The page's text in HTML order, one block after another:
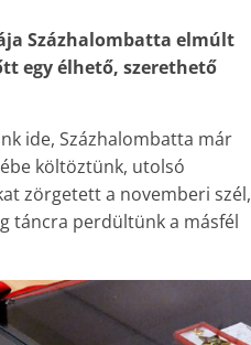
Százhalombatta elmúlt
egy élhető, szerethető
ide, Százhalombatta már
költöztünk, utolsó
zörgetett a novemberi szél,
táncra perdültünk a másfél